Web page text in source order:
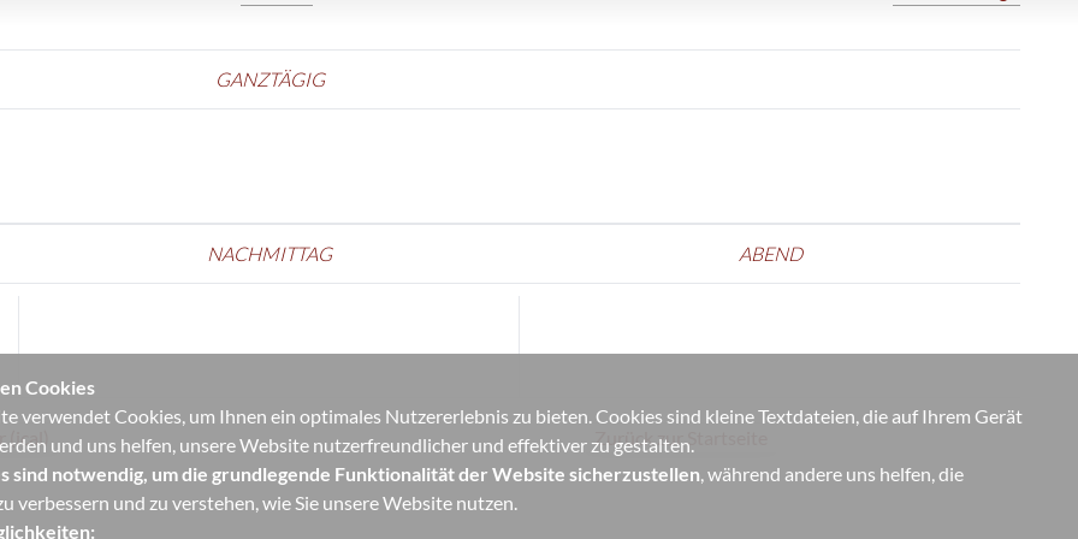
Cookies
verwendet Cookies, um Ihnen ein optimales Nutzererlebnis zu bieten. Cookies sind kleine Textdateien, die auf Ihrem Gerät
und uns helfen, unsere Website nutzerfreundlicher und effektiver zu gestalten.
sind notwendig, um die grundlegende Funktionalität der Website sicherzustellen, während andere uns helfen, die
verbessern und zu verstehen, wie Sie unsere Website nutzen.
GANZTÄGIG
NACHMITTAG ABEND
(ical) Zurück zur Startseite